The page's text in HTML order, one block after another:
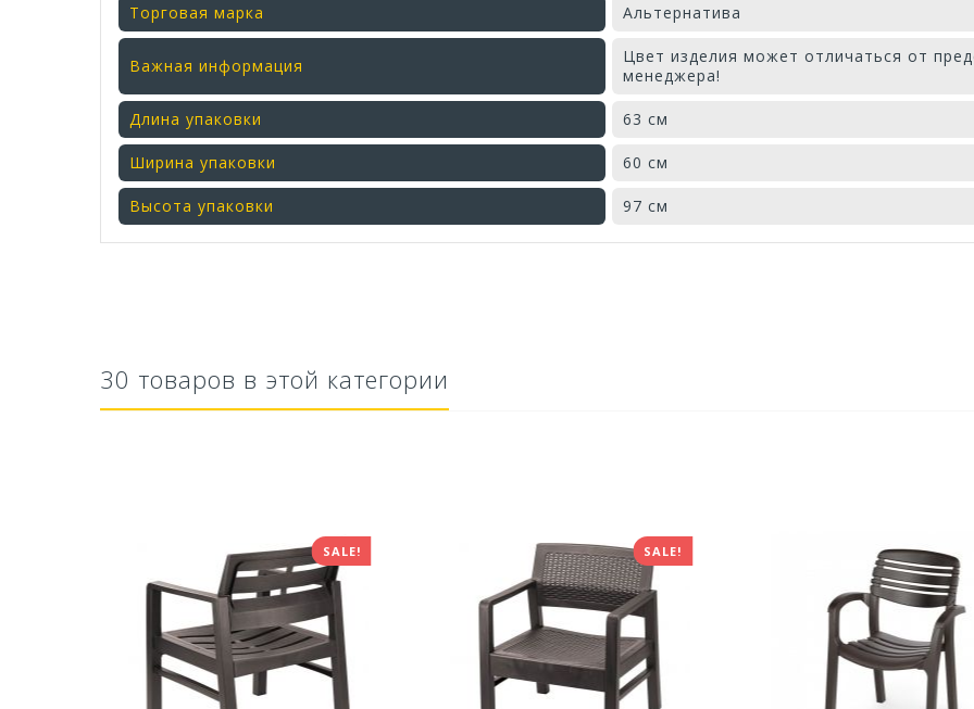
Торговая марка Альтернатива
Важная информация
Цвет изделия может отличаться от
менеджера!
Длина упаковки 63 см
Ширина упаковки 60 см
Высота упаковки 97 см
Ускоритель компоста 60гр
Средство для септического
резервуара и для...
Средство для выгребных
800мл
30 товаров в этой категории
SALE! SALE!